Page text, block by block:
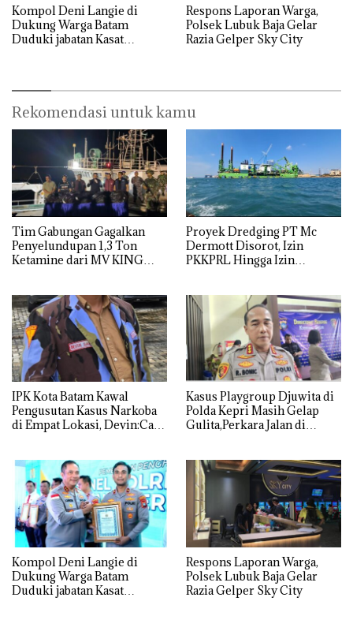
Kompol Deni Langie di
Dukung Warga Batam
Duduki jabatan Kasat
Respons Laporan Warga,
Polsek Lubuk Baja Gelar
Razia Gelper Sky City
Rekomendasi untuk kamu
Tim Gabungan Gagalkan
Penyelundupan 1,3 Ton
Ketamine dari MV KING
Proyek Dredging PT Mc
Dermott Disorot, Izin
PKKPRL Hingga Izin
IPK Kota Batam Kawal
Pengusutan Kasus Narkoba
di Empat Lokasi, Devin:Cari
Kasus Playgroup Djuwita di
Polda Kepri Masih Gelap
Gulita,Perkara Jalan di
Kompol Deni Langie di
Dukung Warga Batam
Duduki jabatan Kasat
Respons Laporan Warga,
Polsek Lubuk Baja Gelar
Razia Gelper Sky City